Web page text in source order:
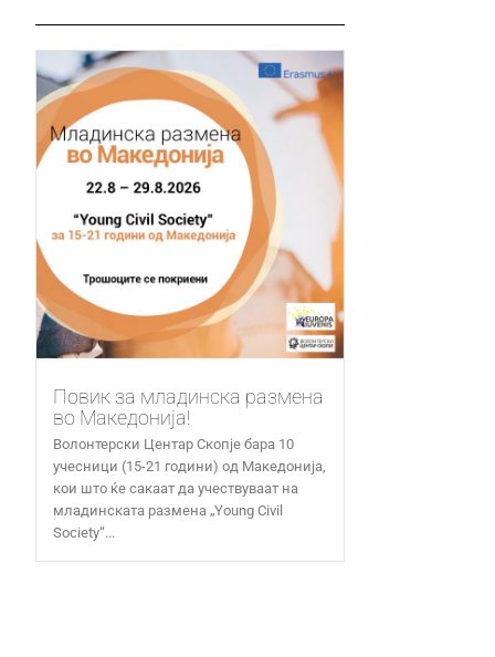
Повик за младинска размена
во Македонија!
Волонтерски Центар Скопје бара 10
учесници (15-21 години) од Македонија,
кои што ќе сакаат да учествуваат на
младинската размена „Young Civil
Society“...